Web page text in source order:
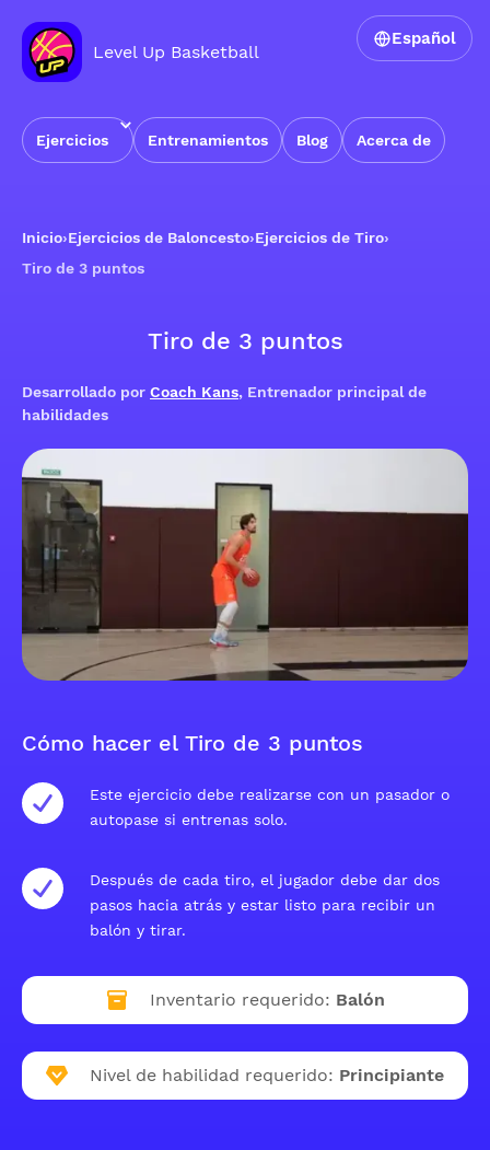
Level Up Basketball
Ejercicios Entrenamientos Blog Acerca de
Español
Inicio›Ejercicios de Baloncesto›Ejercicios de Tiro›
Tiro de 3 puntos
Tiro de 3 puntos
Desarrollado por Coach Kans, Entrenador principal de
habilidades
Cómo hacer el Tiro de 3 puntos
Este ejercicio debe realizarse con un pasador o
autopase si entrenas solo.
Después de cada tiro, el jugador debe dar dos
pasos hacia atrás y estar listo para recibir un
balón y tirar.
Inventario requerido: Balón
Nivel de habilidad requerido: Principiante